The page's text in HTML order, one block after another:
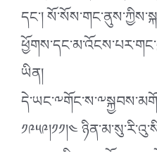
དང་།
ཡིན།
༡༩༥༩།༡༡།༤